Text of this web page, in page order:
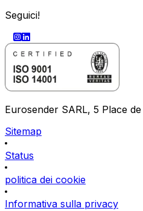
Seguici!
Eurosender SARL, 5 Place
Sitemap
Status
politica dei cookie
Informativa sulla privacy